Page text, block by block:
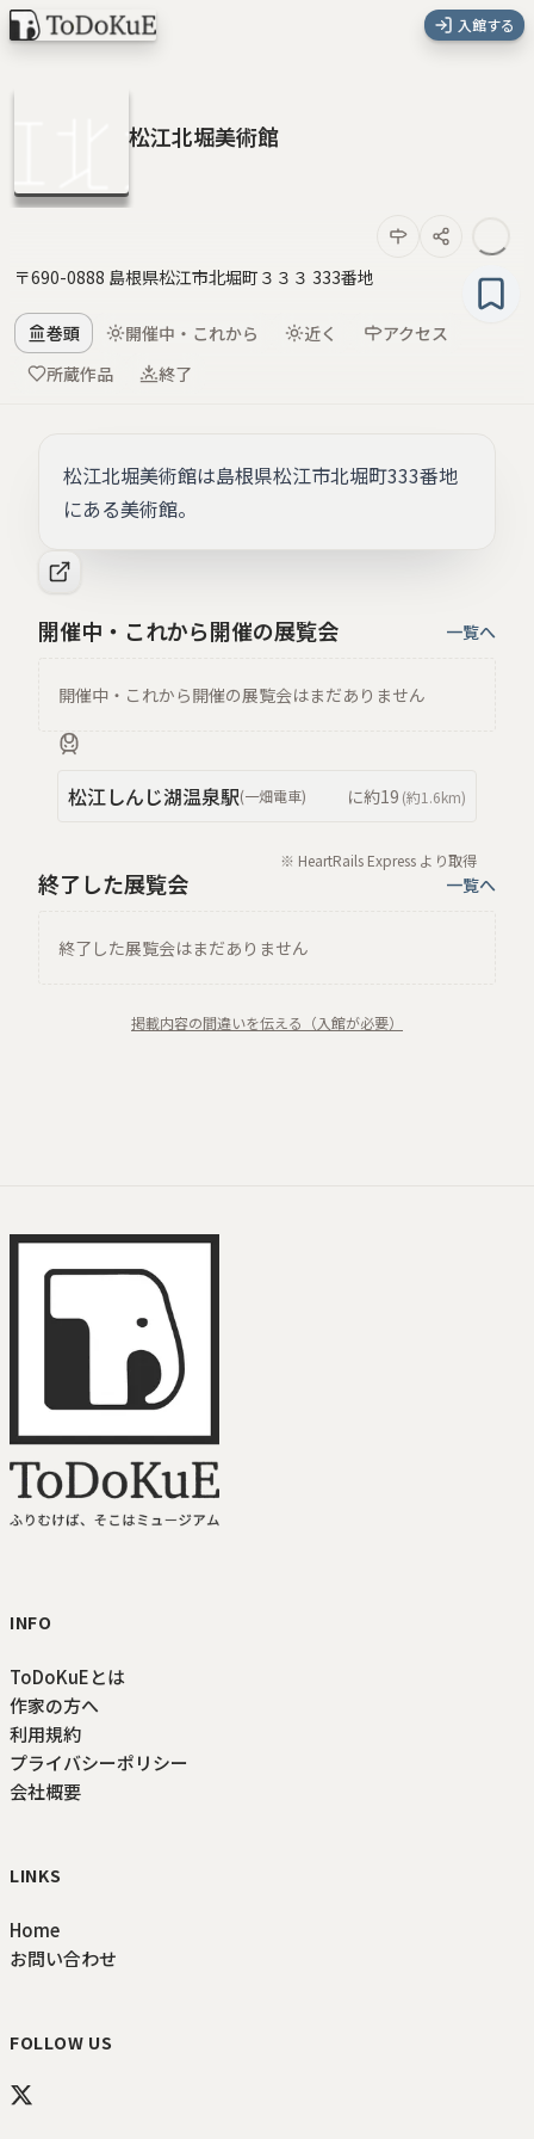
入館する
松江北堀美術館
〒690-0888 島根県松江市北堀町３３３ 333番地
巻頭 開催中・これから 近く
アクセス
所蔵作品
終了
松江北堀美術館は島根県松江市北堀町333番地
にある美術館。
開催中・これから開催の展覧会 一覧へ
開催中・これから開催の展覧会はまだありません
松江しんじ湖温泉駅(一畑電車) に約19 (約1.6km)
※ HeartRails Express より取得
終了した展覧会 一覧へ
終了した展覧会はまだありません
掲載内容の間違いを伝える（入館が必要）
INFO
ToDoKuEとは
作家の方へ
利用規約
プライバシーポリシー
会社概要
LINKS
Home
お問い合わせ
FOLLOW US